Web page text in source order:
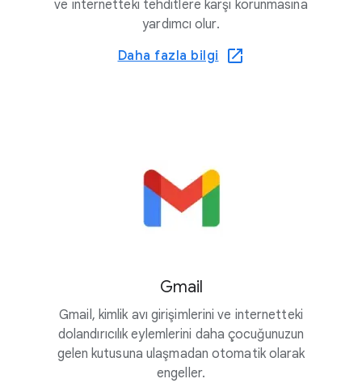
ve internetteki tehditlere karşı korunmasına
yardımcı olur.
Daha fazla bilgi
Gmail
Gmail, kimlik avı girişimlerini ve internetteki
dolandırıcılık eylemlerini daha çocuğunuzun
gelen kutusuna ulaşmadan otomatik olarak
engeller.